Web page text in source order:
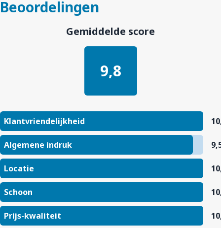
Beoordelingen
Gemiddelde score
9,8
Klantvriendelijkheid
Algemene indruk
Locatie
Schoon
Prijs-kwaliteit